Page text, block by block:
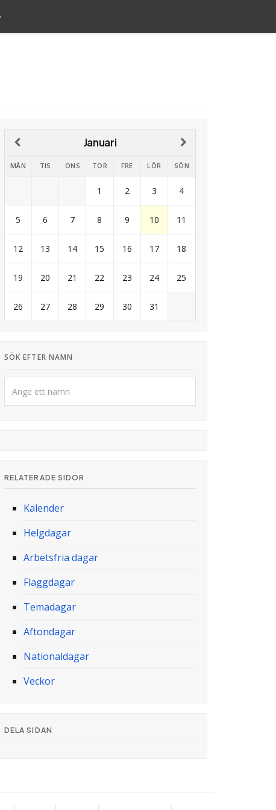
Januari
MÅN TIS ONS TOR FRE LÖR SÖN
1 2 3 4
5 6 7 8 9 10 11
12 13 14 15 16 17 18
19 20 21 22 23 24 25
26 27 28 29 30 31
SÖK EFTER NAMN
RELATERADE SIDOR
Kalender
Helgdagar
Arbetsfria dagar
Flaggdagar
Temadagar
Aftondagar
Nationaldagar
Veckor
DELA SIDAN